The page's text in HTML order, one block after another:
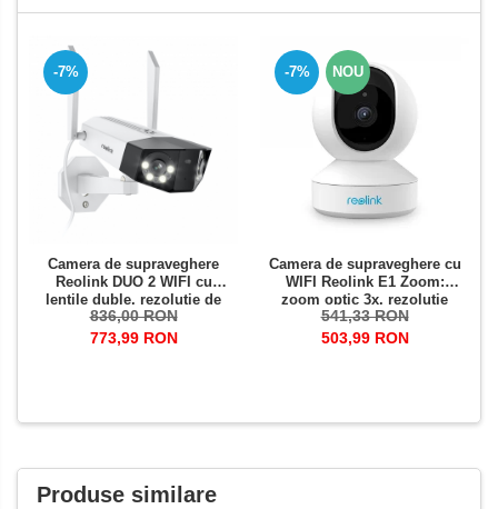
-7%
Camera de supraveghere
Reolink DUO 2 WIFI cu
lentile duble, rezolutie de
8MP, detectare
Persoana/Vehicul, unghi
836,00 RON
773,99 RON
-7% NOU
Camera de supraveghere cu
WIFI Reolink E1 Zoom:
zoom optic 3x, rezolutie
5MP, avertizare detectie
miscare pe email si prin
541,33 RON
503,99 RON
Produse similare